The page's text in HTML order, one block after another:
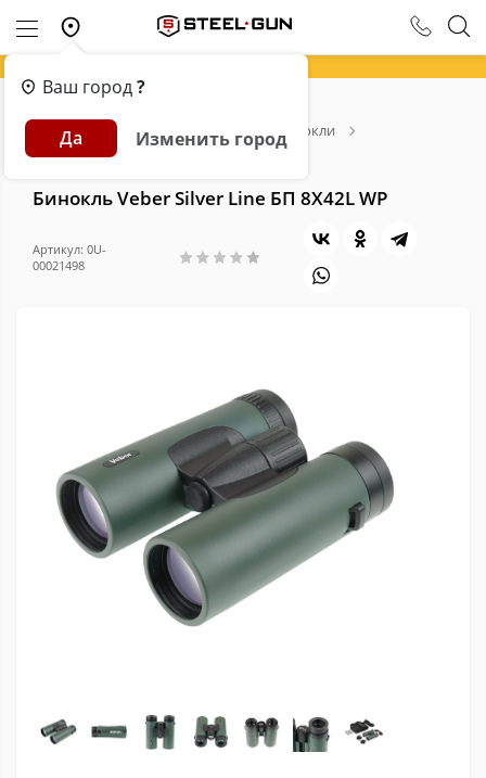
Ваш город?
Да Изменить город
Главная Каталог
Бинокли
Бинокль Veber Silver Line БП 8X42L WP
Бинокль Veber Silver Line БП 8X42L WP
Артикул: 0U-
00021498